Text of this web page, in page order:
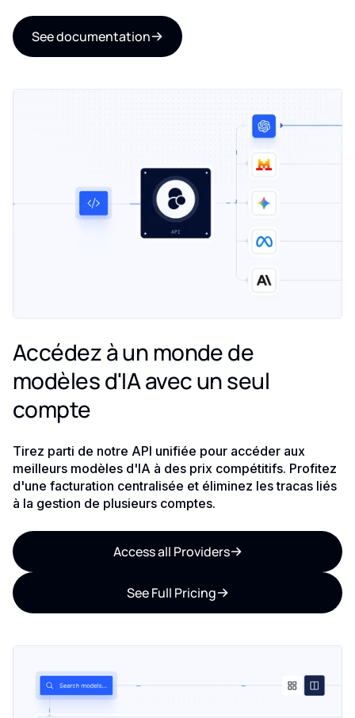
See documentation
Accédez à un monde de
modèles d'IA avec un seul
compte
Tirez parti de notre API unifiée pour accéder aux
meilleurs modèles d'IA à des prix compétitifs. Profitez
d'une facturation centralisée et éliminez les tracas liés
à la gestion de plusieurs comptes.
Access all Providers
See Full Pricing